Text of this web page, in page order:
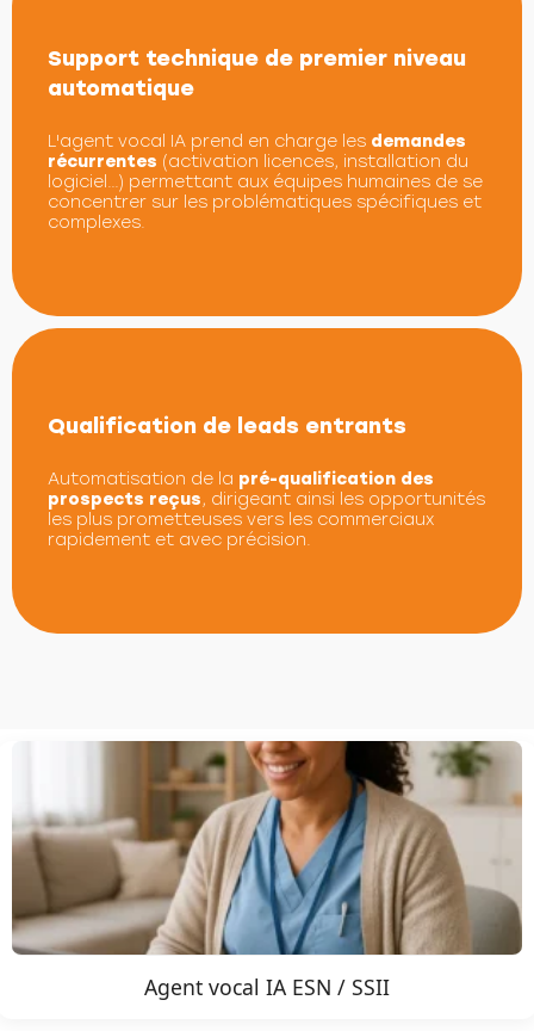
Support technique de premier niveau
automatique
L'agent vocal IA prend en charge les demandes
récurrentes (activation licences, installation du
logiciel…) permettant aux équipes humaines de se
concentrer sur les problématiques spécifiques et
complexes.
Qualification de leads entrants
Automatisation de la pré-qualification des
prospects reçus, dirigeant ainsi les opportunités
les plus prometteuses vers les commerciaux
rapidement et avec précision.
Agent vocal IA ESN / SSII